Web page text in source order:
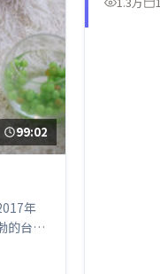
99:02
年
的台词